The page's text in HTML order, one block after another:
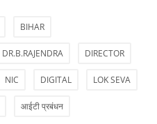
BIHAR
DR.B.RAJENDRA DIRECTOR
NIC DIGITAL LOK SEVA
आईटी प्रबंधन